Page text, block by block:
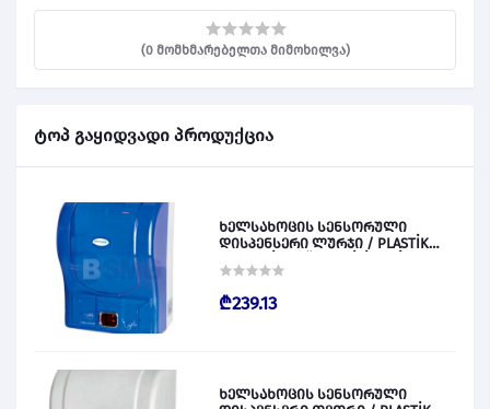
(0 მომხმარებელთა მიმოხილვა)
ტოპ გაყიდვადი პროდუქცია
ხელსახოცის სენსორული
დისპენსერი ლურჯი / PLASTİK
₾239.13
ხელსახოცის სენსორული